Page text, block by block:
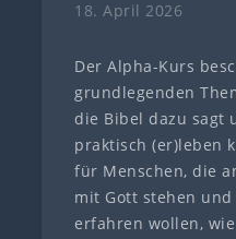
18. April 2026
Der Alpha-Kurs
grundlegenden
die Bibel dazu sagt
praktisch (er)leben
für Menschen, die
mit Gott stehen
erfahren wollen,